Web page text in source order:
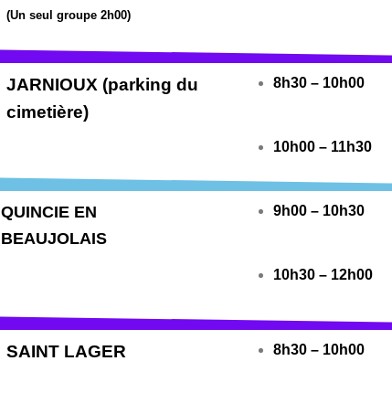
(Un seul groupe 2h00)
JARNIOUX (parking du
cimetière)
8h30 – 10h00
10h00 – 11h30
QUINCIE EN
BEAUJOLAIS
9h00 – 10h30
10h30 – 12h00
SAINT LAGER 8h30 – 10h00